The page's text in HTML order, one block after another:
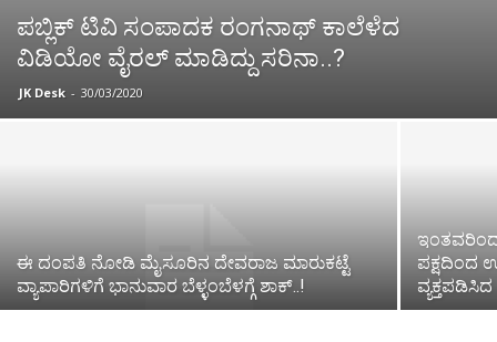
ಪಬ್ಲಿಕ್ ಟಿವಿ ಸಂಪಾದಕ ರಂಗನಾಥ್ ಕಾಲೆಳೆದ
ವಿಡಿಯೋ ವೈರಲ್ ಮಾಡಿದ್ದು ಸರಿನಾ..?
JK Desk - 30/03/2020
ಈ ದಂಪತಿ ನೋಡಿ ಮೈಸೂರಿನ ದೇವರಾಜ ಮಾರುಕಟ್ಟೆ
ವ್ಯಾಪಾರಿಗಳಿಗೆ ಭಾನುವಾರ ಬೆಳ್ಳಂಬೆಳಗ್ಗೆ ಶಾಕ್..!
ಇಂತವರಿಂದ
ಪಕ್ಷದಿಂದ